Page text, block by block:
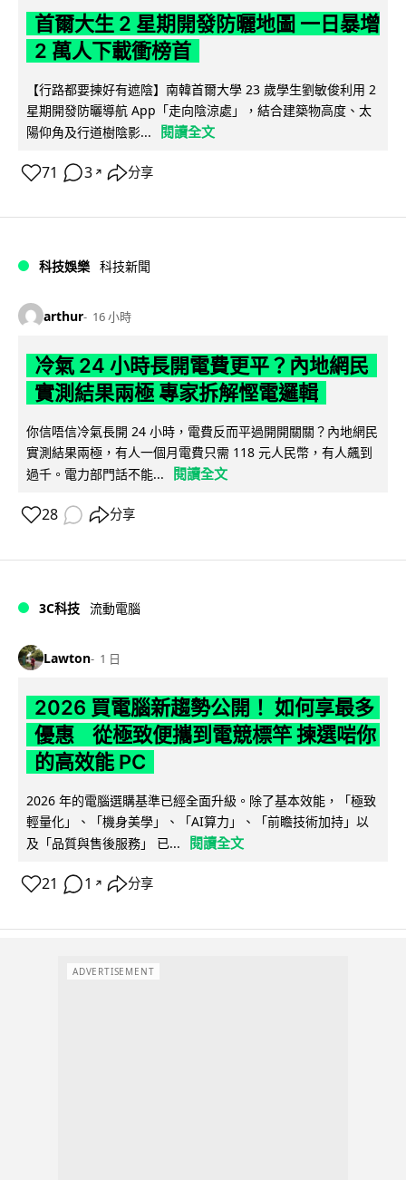
首爾大生 2 星期開發防曬地圖 一日暴增
2 萬人下載衝榜首
【行路都要揀好有遮陰】南韓首爾大學 23 歲學生劉敏俊利用 2
星期開發防曬導航 App「走向陰涼處」，結合建築物高度、太
陽仰角及行道樹陰影...
閱讀全文
71 3 ↗ 分享
科技娛樂 科技新聞
arthur 16 小時
冷氣 24 小時長開電費更平？內地網民
實測結果兩極 專家拆解慳電邏輯
你信唔信冷氣長開 24 小時，電費反而平過開開關關？內地網民
實測結果兩極，有人一個月電費只需 118 元人民幣，有人飆到
過千。電力部門話不能...
閱讀全文
28 分享
3C科技 流動電腦
Lawton 1 日
2026 買電腦新趨勢公開！ 如何享最多
優惠 從極致便攜到電競標竿 揀選啱你
的高效能 PC
2026 年的電腦選購基準已經全面升級。除了基本效能，「極致
輕量化」、「機身美學」、「AI算力」、「前瞻技術加持」以
及「品質與售後服務」 已...
閱讀全文
21 1 ↗ 分享
ADVERTISEMENT